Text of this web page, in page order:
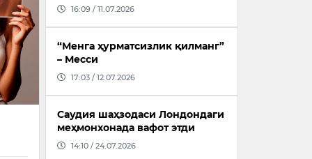
16:09 / 11.07.2026
“Менга ҳурматсизлик қилманг”
– Месси
17:03 / 12.07.2026
Саудия шаҳзодаси Лондондаги
меҳмонхонада вафот этди
14:10 / 24.07.2026